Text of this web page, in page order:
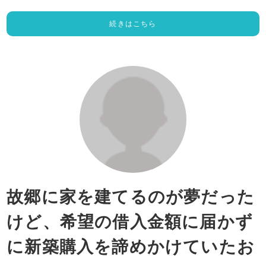
続きはこちら
故郷に家を建てるのが夢だった
けど、希望の借入金額に届かず
に新築購入を諦めかけていたお